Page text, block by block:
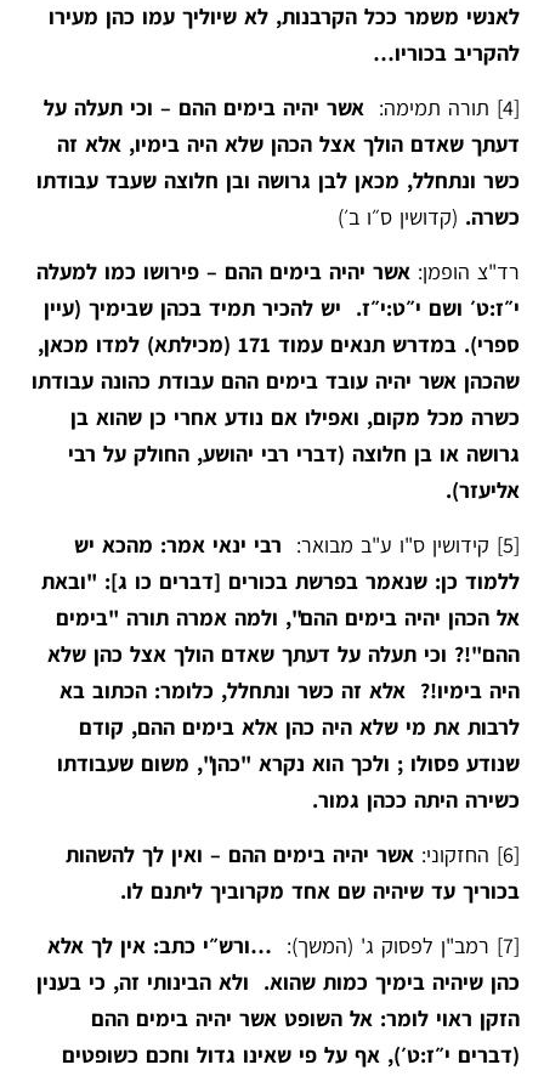
לאנשי משמר ככל הקרבנות, לא שיוליך עמו כהן מעירו
להקריב בכוריו…
[4]
תורה תמימה: אשר יהיה בימים ההם – וכי תעלה על
דעתך שאדם הולך אצל הכהן שלא היה בימיו, אלא זה
כשר ונתחלל, מכאן לבן גרושה ובן חלוצה שעבד עבודתו
כשרה. (קדושין ס״ו ב׳)
רד"צ הופמן: אשר יהיה בימים ההם – פירושו כמו למעלה
י״ז:ט׳ ושם י״ט:י״ז. יש להכיר תמיד בכהן שבימיך (עיין
ספרי). במדרש תנאים עמוד 171 (מכילתא) למדו מכאן,
שהכהן אשר יהיה עובד בימים ההם עבודת כהונה עבודתו
כשרה מכל מקום, ואפילו אם נודע אחרי כן שהוא בן
גרושה או בן חלוצה (דברי רבי יהושע, החולק על רבי
אליעזר).
[5]
קידושין ס"ו ע"ב מבואר:
רבי ינאי אמר: מהכא יש
ללמוד כן: שנאמר בפרשת בכורים [דברים כו ג]: "ובאת
אל הכהן יהיה בימים ההם", ולמה אמרה תורה "בימים
ההם"!? וכי תעלה על דעתך שאדם הולך אצל כהן שלא
היה בימיו!? אלא זה כשר ונתחלל, כלומר: הכתוב בא
לרבות את מי שלא היה כהן אלא בימים ההם, קודם
שנודע פסולו ; ולכך הוא נקרא "כהן", משום שעבודתו
כשירה היתה ככהן גמור.
[6]
החזקוני: אשר יהיה בימים ההם – ואין לך להשהות
בכוריך עד שיהיה שם אחד מקרוביך ליתנם לו.
[7]
רמב"ן לפסוק ג' (המשך): …ורש״י כתב: אין לך אלא
כהן שיהיה בימיך כמות שהוא. ולא הבינותי זה, כי בענין
הזקן ראוי לומר: אל השופט אשר יהיה בימים ההם
(דברים י״ז:ט׳), אף על פי שאינו גדול וחכם כשופטים